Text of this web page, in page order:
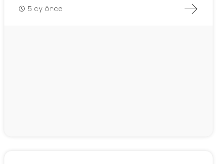
5 ay önce